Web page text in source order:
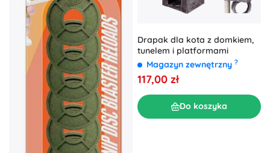
Drapak dla kota z domkiem,
tunelem i platformami
Magazyn zewnętrzny ?
117,00 zł
Do koszyka